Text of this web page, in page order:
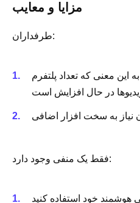
مزایا و معایب
طرفداران:
به این معنی که تعداد پلتفرم
نیاز به سخت افزار اضافی
فقط یک منفی وجود دارد: